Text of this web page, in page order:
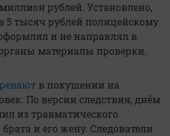
рублей. Установлено,
5 тысяч рублей полицейскому
и не направлял в
материалы проверки.
в покушении на
По версии следствия, днём
из травматического
брата и его жену. Следователи